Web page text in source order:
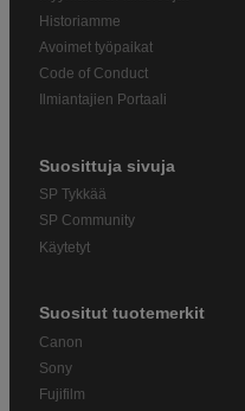
Historiamme
Avoimet työpaikat
Code of Conduct
Ilmiantajien Portaali
Suosittuja sivuja
SP Tykkää
SP Community
Käytetyt
Suositut tuotemerkit
Canon
Sony
Fujifilm